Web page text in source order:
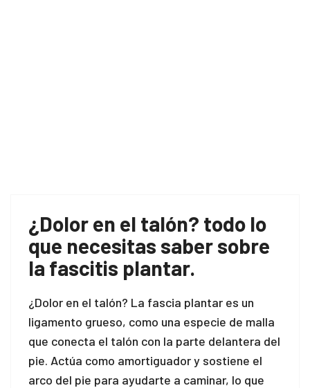
¿Dolor en el talón? todo lo
que necesitas saber sobre
la fascitis plantar.
¿Dolor en el talón? La fascia plantar es un
ligamento grueso, como una especie de malla
que conecta el talón con la parte delantera del
pie. Actúa como amortiguador y sostiene el
arco del pie para ayudarte a caminar, lo que